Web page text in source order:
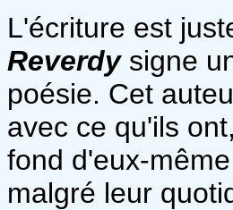
L'écriture est
Reverdysigne
poésie. Cet
avec ce qu'ils
fond d'eux-
malgré leur